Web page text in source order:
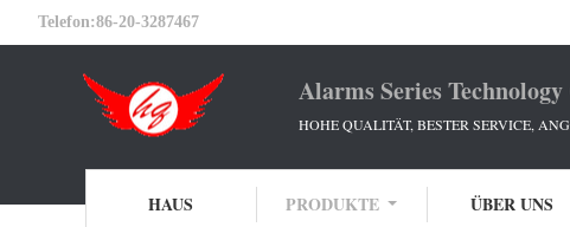
Telefon:86-20-3287467
Alarms Series
HOHE QUALITÄT, BESTER SERVICE,
HAUS PRODUKTE ÜBER UNS